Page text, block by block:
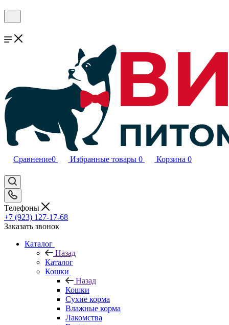
Сравнение0 Избранные товары 0 Корзина 0
Телефоны
+7 (923) 127-17-68
Заказать звонок
Каталог
Назад
Каталог
Кошки
Назад
Кошки
Сухие корма
Влажные корма
Лакомства